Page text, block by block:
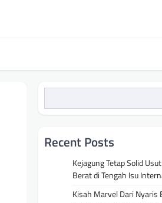
Recent Posts
Kejagung Tetap Solid
Berat di Tengah Isu
Kisah Marvel Dari Nyaris